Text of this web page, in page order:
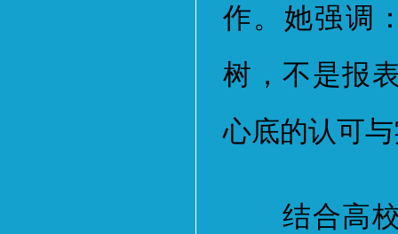
作。她强调
树，不是报
心底的认可
结合高校